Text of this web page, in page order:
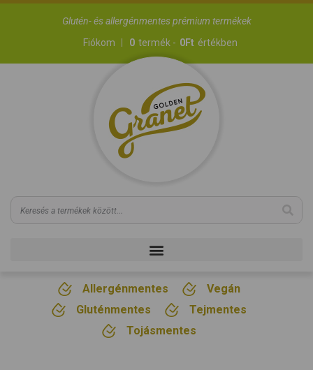
Glutén- és allergénmentes prémium termékek
Fiókom
0 termék - 0Ft értékben
Allergénmentes
Vegán
Gluténmentes
Tejmentes
Tojásmentes